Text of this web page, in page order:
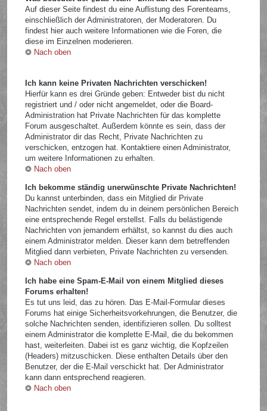
Auf dieser Seite findest du eine Auflistung des Forenteams,
einschließlich der Administratoren, der Moderatoren. Du
findest hier auch weitere Informationen wie die Foren, die
diese im Einzelnen moderieren.
Nach oben
Ich kann keine Privaten Nachrichten verschicken!
Hierfür kann es drei Gründe geben: Entweder bist du nicht
registriert und / oder nicht angemeldet, oder die Board-
Administration hat Private Nachrichten für das komplette
Forum ausgeschaltet. Außerdem könnte es sein, dass der
Administrator dir das Recht, Private Nachrichten zu
verschicken, entzogen hat. Kontaktiere einen Administrator,
um weitere Informationen zu erhalten.
Nach oben
Ich bekomme ständig unerwünschte Private Nachrichten!
Du kannst unterbinden, dass ein Mitglied dir Private
Nachrichten sendet, indem du in deinem persönlichen Bereich
eine entsprechende Regel erstellst. Falls du belästigende
Nachrichten von jemandem erhältst, so kannst du dies auch
einem Administrator melden. Dieser kann dem betreffenden
Mitglied dann verbieten, Private Nachrichten zu versenden.
Nach oben
Ich habe eine Spam-E-Mail von einem Mitglied dieses
Forums erhalten!
Es tut uns leid, das zu hören. Das E-Mail-Formular dieses
Forums hat einige Sicherheitsvorkehrungen, die Benutzer, die
solche Nachrichten senden, identifizieren sollen. Du solltest
einem Administrator die komplette E-Mail, die du bekommen
hast, weiterleiten. Dabei ist es ganz wichtig, die Kopfzeilen
(Headers) mitzuschicken. Diese enthalten Details über den
Benutzer, der die E-Mail verschickt hat. Der Administrator
kann dann entsprechend reagieren.
Nach oben